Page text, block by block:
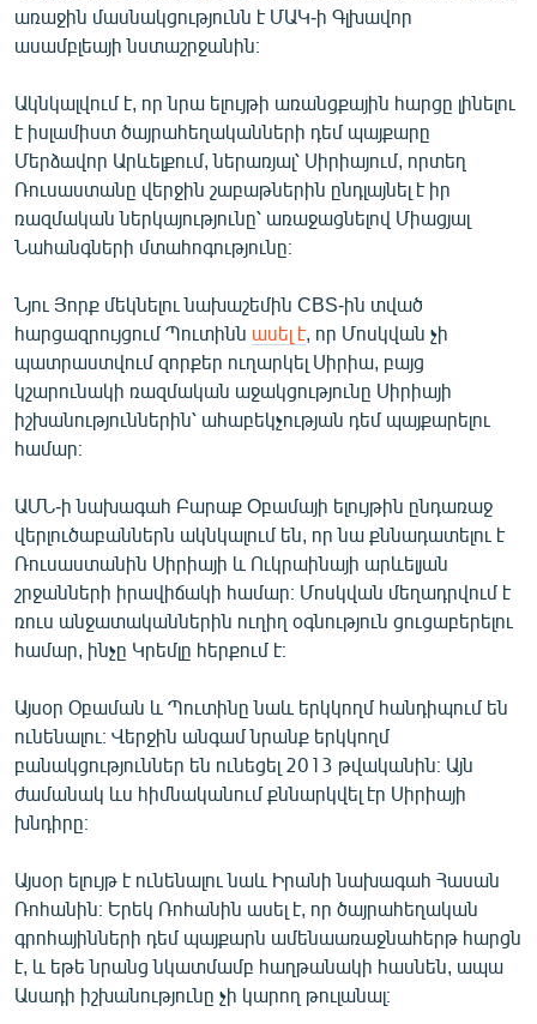
առաջին մասնակցությունն է ՄԱԿ-ի Գլխավոր
ասամբլեայի նստաշրջանին։
Ակնկալվում է, որ նրա ելույթի առանցքային հարցը լինելու
է իսլամիստ ծայրահեղականների դեմ պայքարը
Մերձավոր Արևելքում, ներառյալ՝ Սիրիայում, որտեղ
Ռուսաստանը վերջին շաբաթներին ընդլայնել է իր
ռազմական ներկայությունը՝ առաջացնելով Միացյալ
Նահանգների մտահոգությունը։
Նյու Յորք մեկնելու նախաշեմին CBS-ին տված
հարցազրույցում Պուտինն ասել է, որ Մոսկվան չի
պատրաստվում զորքեր ուղարկել Սիրիա, բայց
կշարունակի ռազմական աջակցությունը Սիրիայի
իշխանություններին՝ ահաբեկչության դեմ պայքարելու
համար։
ԱՄՆ-ի նախագահ Բարաք Oբամայի ելույթին ընդառաջ
վերլուծաբաններն ակնկալում են, որ նա քննադատելու է
Ռուսաստանին Սիրիայի և Ուկրաինայի արևելյան
շրջանների իրավիճակի համար։ Մոսկվան մեղադրվում է
ռուս անջատականներին ուղիղ օգնություն ցուցաբերելու
համար, ինչը Կրեմլը հերքում է։
Այսօր Օբաման և Պուտինը նաև երկկողմ հանդիպում են
ունենալու։ Վերջին անգամ նրանք երկկողմ
բանակցություններ են ունեցել 2013 թվականին։ Այն
ժամանակ ևս հիմնականում քննարկվել էր Սիրիայի
խնդիրը։
Այսօր ելույթ է ունենալու նաև Իրանի նախագահ Հասան
Ռոհանին։ Երեկ Ռոհանին ասել է, որ ծայրահեղական
գրոհայինների դեմ պայքարն ամենաառաջնահերթ հարցն
է, և եթե նրանց նկատմամբ հաղթանակի հասնեն, ապա
Ասադի իշխանությունը չի կարող թուլանալ։